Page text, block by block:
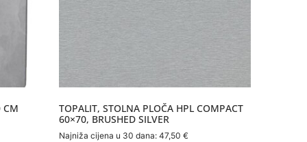
CM
TOPALIT, STOLNA PLOČA HPL COMPACT
60×70, BRUSHED SILVER
Najniža cijena u 30 dana: 47,50 €